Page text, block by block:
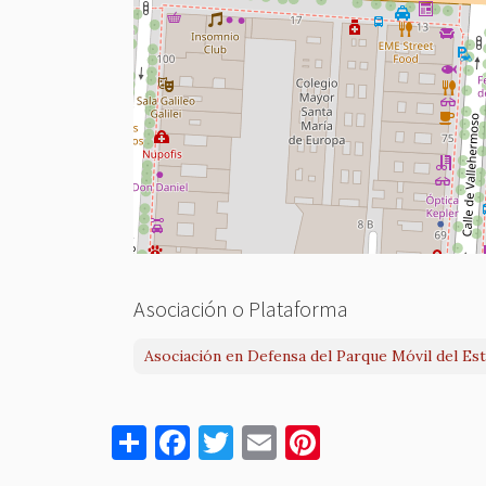
Asociación o Plataforma
Asociación en Defensa del Parque Móvil del
S
h
F
a
T
w
E
m